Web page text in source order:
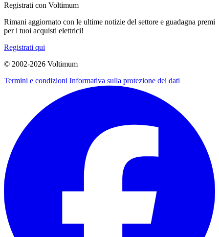
Registrati con Voltimum
Rimani aggiornato con le ultime notizie del settore e guadagna premi
per i tuoi acquisti elettrici!
Registrati qui
© 2002-2026 Voltimum
Termini e condizioni Informativa sulla protezione dei dati